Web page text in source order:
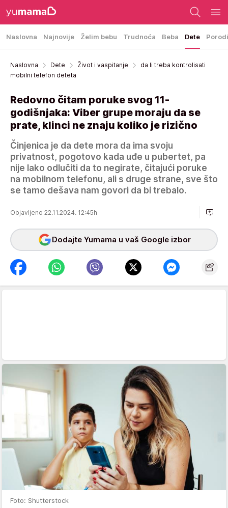
Naslovna Najnovije Želim bebu Trudnoća Beba Dete
Naslovna Dete Život i vaspitanje
da li treba kontrolisati
mobilni telefon deteta
Redovno čitam poruke svog 11-
godišnjaka: Viber grupe moraju da se
prate, klinci ne znaju koliko je rizično
Činjenica je da dete mora da ima svoju
privatnost, pogotovo kada uđe u pubertet, pa
nije lako odlučiti da to negirate, čitajući poruke
na mobilnom telefonu, ali s druge strane, sve što
se tamo dešava nam govori da bi trebalo.
Objavljeno 22.11.2024. 12:45h
Dodajte Yumama u vaš Google izbor
Foto: Shutterstock